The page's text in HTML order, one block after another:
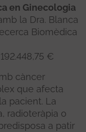
en Ginecologia
la Dra. Blanca
Biomèdica
€
càncer
que afecta
pacient. La
radioteràpia o
a patir